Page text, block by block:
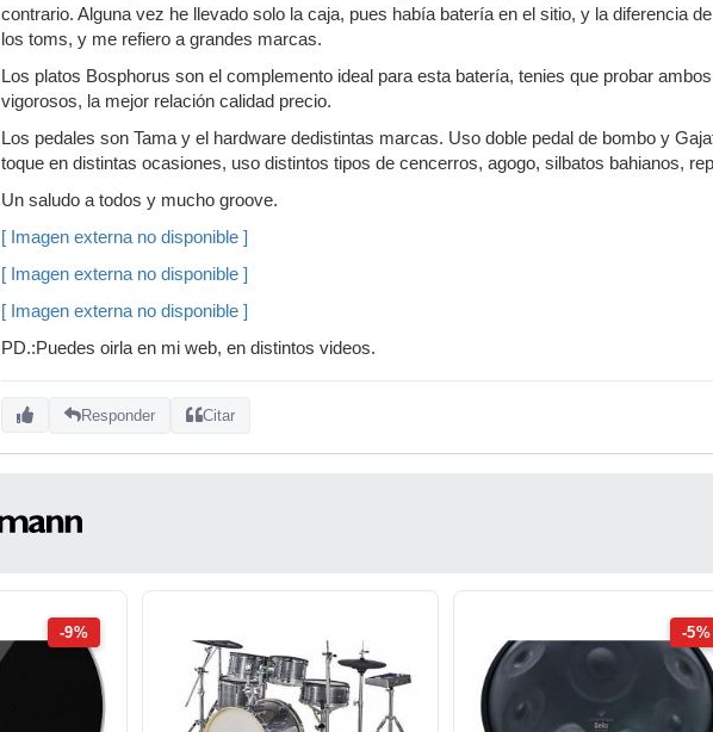
contrario. Alguna vez he llevado solo la caja, pues había batería en el sitio, y la diferencia
los toms, y me refiero a grandes marcas.
Los platos Bosphorus son el complemento ideal para esta batería, tenies que probar
vigorosos, la mejor relación calidad precio.
Los pedales son Tama y el hardware dedistintas marcas. Uso doble pedal de bombo y
toque en distintas ocasiones, uso distintos tipos de cencerros, agogo, silbatos bahianos,
Un saludo a todos y mucho groove.
[ Imagen externa no disponible ]
[ Imagen externa no disponible ]
[ Imagen externa no disponible ]
PD.:Puedes oirla en mi web, en distintos videos.
Responder Citar
-9% -5%